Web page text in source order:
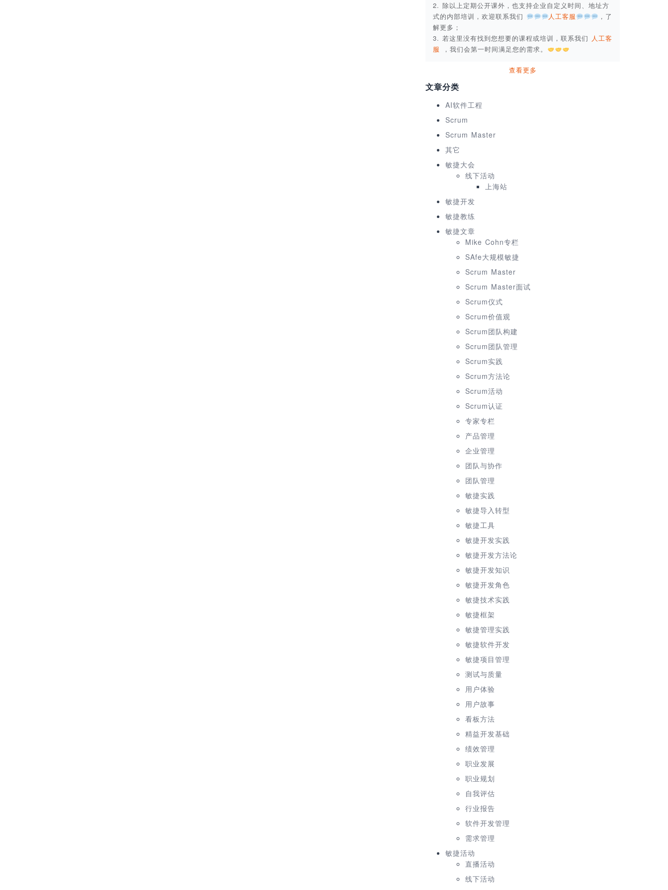
2. 除以上定期公开课外，也支持企业自定义时间、地址方
式的内部培训，欢迎联系我们
人工客服
，了
解更多；
3. 若这里没有找到您想要的课程或培训，联系我们 人工客
服
，我们会第一时间满足您的需求。
查看更多
文章分类
AI软件工程
Scrum
Scrum Master
其它
敏捷大会
线下活动
上海站
敏捷开发
敏捷教练
敏捷文章
Mike Cohn专栏
SAfe大规模敏捷
Scrum Master
Scrum Master面试
Scrum仪式
Scrum价值观
Scrum团队构建
Scrum团队管理
Scrum实践
Scrum方法论
Scrum活动
Scrum认证
专家专栏
产品管理
企业管理
团队与协作
团队管理
敏捷实践
敏捷导入转型
敏捷工具
敏捷开发实践
敏捷开发方法论
敏捷开发知识
敏捷开发角色
敏捷技术实践
敏捷框架
敏捷管理实践
敏捷软件开发
敏捷项目管理
测试与质量
用户体验
用户故事
看板方法
精益开发基础
绩效管理
职业发展
职业规划
自我评估
行业报告
软件开发管理
需求管理
敏捷活动
直播活动
线下活动